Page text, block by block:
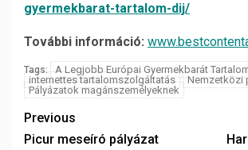
gyermekbarat-tartalom-dij/
További információ:
Tags: A Legjobb Európai Gyermekbarát
internettes tartalomszolgáltatás
Nemzetközi
Pályázatok magánszemélyeknek
Previous
Picur meseíró pályázat